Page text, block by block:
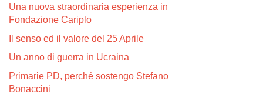
Una nuova straordinaria esperienza in
Fondazione Cariplo
Il senso ed il valore del 25 Aprile
Un anno di guerra in Ucraina
Primarie PD, perché sostengo Stefano
Bonaccini